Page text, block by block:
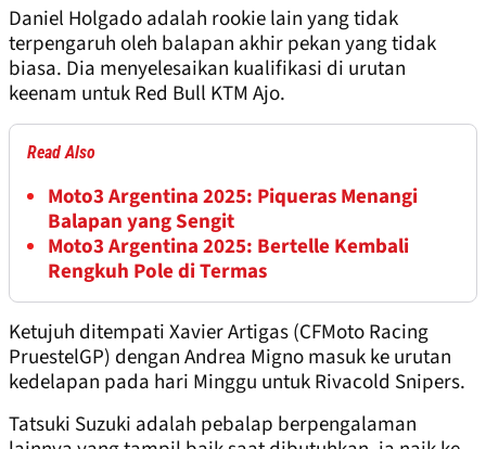
Daniel Holgado adalah rookie lain yang tidak
terpengaruh oleh balapan akhir pekan yang tidak
biasa. Dia menyelesaikan kualifikasi di urutan
keenam untuk Red Bull KTM Ajo.
Read Also
Moto3 Argentina 2025: Piqueras Menangi
Balapan yang Sengit
Moto3 Argentina 2025: Bertelle Kembali
Rengkuh Pole di Termas
Ketujuh ditempati Xavier Artigas (CFMoto Racing
PruestelGP) dengan Andrea Migno masuk ke urutan
kedelapan pada hari Minggu untuk Rivacold Snipers.
Tatsuki Suzuki adalah pebalap berpengalaman